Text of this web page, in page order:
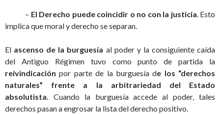
– El Derecho puede coincidir o no con la justicia. Esto
implica que moral y derecho se separan.
El ascenso de la burguesía al poder y la consiguiente caída
del Antiguo Régimen tuvo como punto de partida la
reivindicación por parte de la burguesía de los “derechos
naturales” frente a la arbitrariedad del Estado
absolutista. Cuando la burguesía accede al poder, tales
derechos pasan a engrosar la lista del derecho positivo.